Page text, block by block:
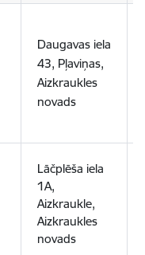
Daugavas iela
43, Pļaviņas,
Aizkraukles
novads
Lāčplēša iela
1A,
Aizkraukle,
Aizkraukles
novads